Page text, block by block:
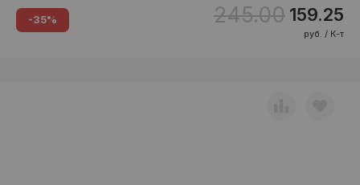
-35% 245.00 159.25
руб. / К-т